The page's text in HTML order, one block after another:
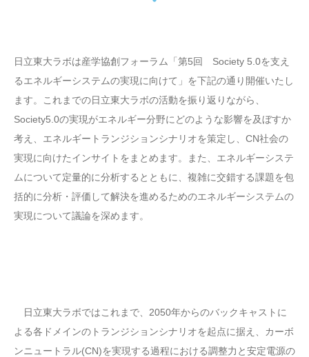
日立東大ラボは産学協創フォーラム「第5回 Society 5.0を支え
るエネルギーシステムの実現に向けて」を下記の通り開催いたし
ます。これまでの日立東大ラボの活動を振り返りながら、
Society5.0の実現がエネルギー分野にどのような影響を及ぼすか
考え、エネルギートランジションシナリオを策定し、CN社会の
実現に向けたインサイトをまとめます。また、エネルギーシステ
ムについて定量的に分析するとともに、複雑に交錯する課題を包
括的に分析・評価して解決を進めるためのエネルギーシステムの
実現について議論を深めます。
日立東大ラボではこれまで、2050年からのバックキャストに
よる各ドメインのトランジションシナリオを起点に据え、カーボ
ンニュートラル(CN)を実現する過程における調整力と安定電源の